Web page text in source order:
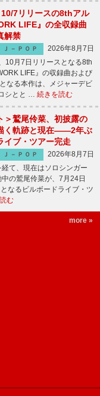
7リリースの8thアル
LIFE』の全収録曲
解禁
Ｊ－ＰＯＰ
2026年8月7日
10月7日リリースとなる8th
LIFE』の収録曲および
なる本作は、メジャーデビ
シとと … 続きを読む
＞鷲尾伶菜、初披露の
く軌跡と現在――2年ぶ
イブ・ツアー完走
Ｊ－ＰＯＰ
2026年8月7日
て、現在はソロシンガー
の鷲尾伶菜が、7月24日
なるビルボードライブ・ツ
む
more »